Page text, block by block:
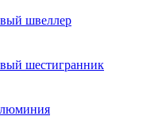
швеллер
шестигранник